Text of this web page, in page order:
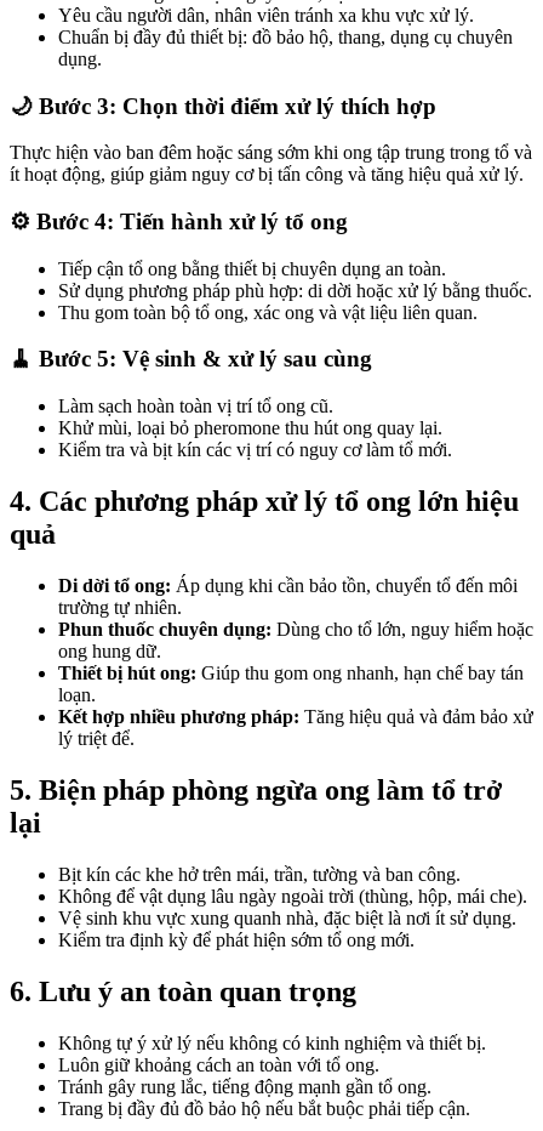
Yêu cầu người dân, nhân viên tránh xa khu vực xử lý.
Chuẩn bị đầy đủ thiết bị: đồ bảo hộ, thang, dụng cụ chuyên
dụng.
🌙 Bước 3: Chọn thời điểm xử lý thích hợp
Thực hiện vào ban đêm hoặc sáng sớm khi ong tập trung trong tổ và
ít hoạt động, giúp giảm nguy cơ bị tấn công và tăng hiệu quả xử lý.
⚙️ Bước 4: Tiến hành xử lý tổ ong
Tiếp cận tổ ong bằng thiết bị chuyên dụng an toàn.
Sử dụng phương pháp phù hợp: di dời hoặc xử lý bằng thuốc.
Thu gom toàn bộ tổ ong, xác ong và vật liệu liên quan.
🧹 Bước 5: Vệ sinh & xử lý sau cùng
Làm sạch hoàn toàn vị trí tổ ong cũ.
Khử mùi, loại bỏ pheromone thu hút ong quay lại.
Kiểm tra và bịt kín các vị trí có nguy cơ làm tổ mới.
4. Các phương pháp xử lý tổ ong lớn hiệu
quả
Di dời tổ ong: Áp dụng khi cần bảo tồn, chuyển tổ đến môi
trường tự nhiên.
Phun thuốc chuyên dụng: Dùng cho tổ lớn, nguy hiểm hoặc
ong hung dữ.
Thiết bị hút ong: Giúp thu gom ong nhanh, hạn chế bay tán
loạn.
Kết hợp nhiều phương pháp: Tăng hiệu quả và đảm bảo xử
lý triệt để.
5. Biện pháp phòng ngừa ong làm tổ trở
lại
Bịt kín các khe hở trên mái, trần, tường và ban công.
Không để vật dụng lâu ngày ngoài trời (thùng, hộp, mái che).
Vệ sinh khu vực xung quanh nhà, đặc biệt là nơi ít sử dụng.
Kiểm tra định kỳ để phát hiện sớm tổ ong mới.
6. Lưu ý an toàn quan trọng
Không tự ý xử lý nếu không có kinh nghiệm và thiết bị.
Luôn giữ khoảng cách an toàn với tổ ong.
Tránh gây rung lắc, tiếng động mạnh gần tổ ong.
Trang bị đầy đủ đồ bảo hộ nếu bắt buộc phải tiếp cận.